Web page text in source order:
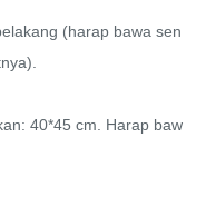
(harap bawa sen
40*45 cm. Harap baw